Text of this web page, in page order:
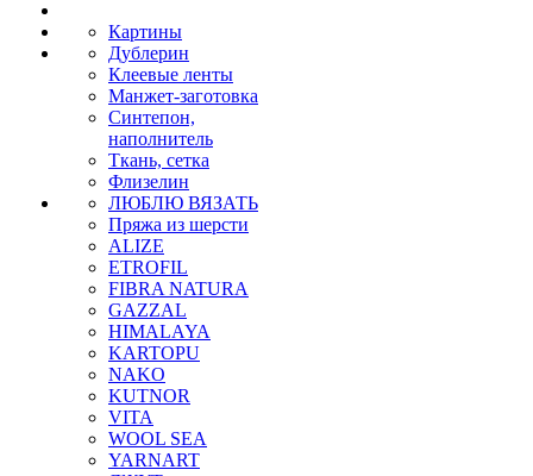
Картины
Дублерин
Клеевые ленты
Манжет-заготовка
Синтепон,
наполнитель
Ткань, сетка
Флизелин
ЛЮБЛЮ ВЯЗАТЬ
Пряжа из шерсти
ALIZE
ETROFIL
FIBRA NATURA
GAZZAL
HIMALAYA
KARTOPU
NAKO
KUTNOR
VITA
WOOL SEA
YARNART